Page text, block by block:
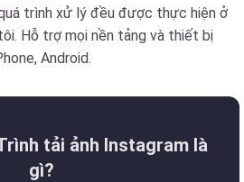
trình xử lý đều được thực hiện ở
Hỗ trợ mọi nền tảng và thiết bị
Android.
tải ảnh Instagram là
gì?